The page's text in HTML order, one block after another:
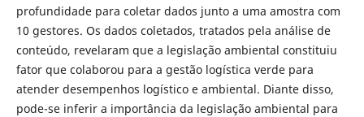
profundidade para coletar dados junto a uma amostra com
10 gestores. Os dados coletados, tratados pela análise de
conteúdo, revelaram que a legislação ambiental constituiu
fator que colaborou para a gestão logística verde para
atender desempenhos logístico e ambiental. Diante disso,
pode-se inferir a importância da legislação ambiental para